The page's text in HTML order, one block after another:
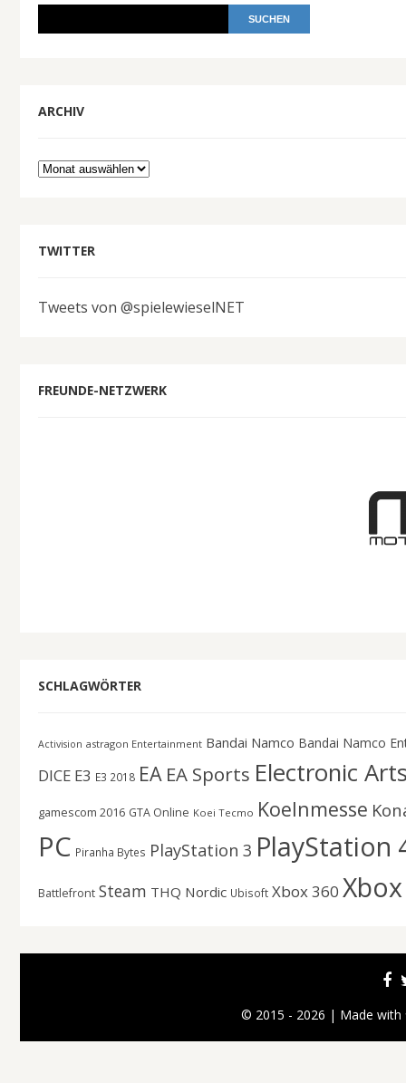
ARCHIV
Archiv
TWITTER
Tweets von @spielewieselNET
FREUNDE-NETZWERK
SCHLAGWÖRTER
Activision astragon Entertainment Bandai Namco Bandai Namco
DICE E3 E3 2018 EA EA Sports Electronic
gamescom 2016 GTA Online Koei Tecmo Koelnmesse
PC Piranha Bytes PlayStation 3 PlayStation
Battlefront Steam THQ Nordic Ubisoft Xbox 360
© 2015 - 2026 | Made